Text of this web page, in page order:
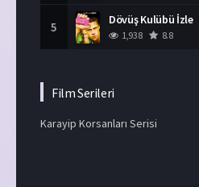
5 Dövüş Kulübü İzle
1,938 8.8
Film Serileri
Karayip Korsanları Serisi